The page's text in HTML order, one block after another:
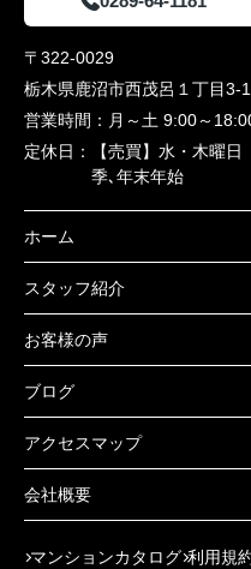
〒322-0029
栃木県鹿沼市西茂呂１丁目3-
営業時間： 月～土 9:00～
定休日：
【売買】水・木曜
季､年末年始
ホーム
スタッフ紹介
お客様の声
ブログ
アクセスマップ
会社概要
マンションカタログ 利用規